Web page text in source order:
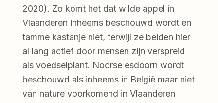
2020). Zo komt het dat wilde appel in
Vlaanderen inheems beschouwd wordt en
tamme kastanje niet, terwijl ze beiden hier
al lang actief door mensen zijn verspreid
als voedselplant. Noorse esdoorn wordt
beschouwd als inheems in België maar niet
van nature voorkomend in Vlaanderen